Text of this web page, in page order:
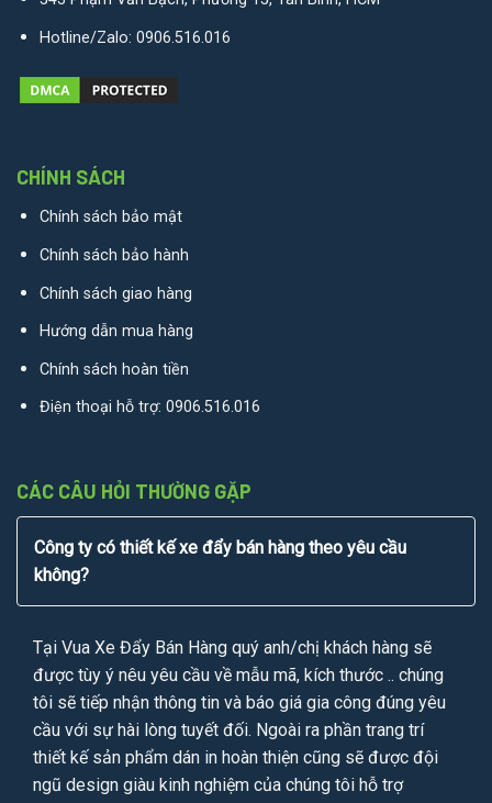
Hotline/Zalo: 0906.516.016
CHÍNH SÁCH
Chính sách bảo mật
Chính sách bảo hành
Chính sách giao hàng
Hướng dẫn mua hàng
Chính sách hoàn tiền
Điện thoại hỗ trợ: 0906.516.016
CÁC CÂU HỎI THƯỜNG GẶP
Công ty có thiết kế xe đẩy bán hàng theo yêu cầu
không?
Tại Vua Xe Đẩy Bán Hàng quý anh/chị khách hàng sẽ
được tùy ý nêu yêu cầu về mẫu mã, kích thước .. chúng
tôi sẽ tiếp nhận thông tin và báo giá gia công đúng yêu
cầu với sự hài lòng tuyết đối. Ngoài ra phần trang trí
thiết kế sản phẩm dán in hoàn thiện cũng sẽ được đội
ngũ design giàu kinh nghiệm của chúng tôi hỗ trợ